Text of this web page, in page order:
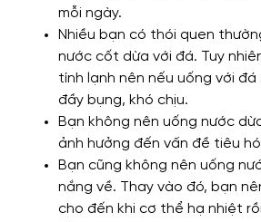
mỗi ngày.
Nhiều bạn có thói quen
nước cốt dừa với đá. Tuy
tính lạnh nên nếu uống với
đầy bụng, khó chịu.
Bạn không nên uống nước
ảnh hưởng đến vấn đề tiêu
Bạn cũng không nên uống
nắng về. Thay vào đó, bạn
cho đến khi cơ thể hạ nhiệt